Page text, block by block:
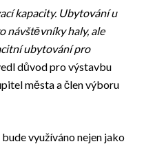
kapacity. Ubytování u
návštěvníky haly, ale
ubytování pro
důvod pro výstavbu
města a člen výboru
využíváno nejen jako